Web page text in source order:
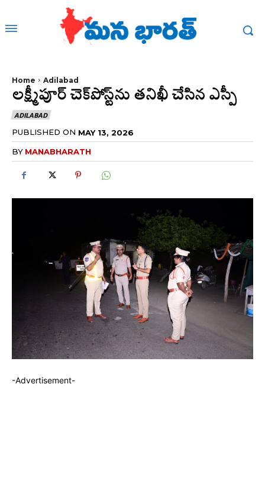
Home Adilabad
లక్ష్మీపూర్ చెక్‌పోస్ట్‌ను తనిఖీ చేసిన ఎస్పీ
ADILABAD
PUBLISHED ON MAY 13, 2026
BY MANABHARATH
-Advertisement-